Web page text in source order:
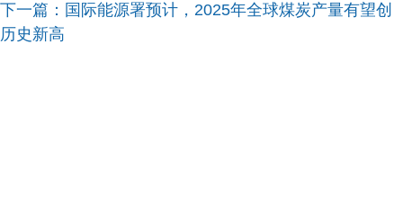
下一篇： 国际能源署预计，2025年全球煤炭产量有望创
历史新高